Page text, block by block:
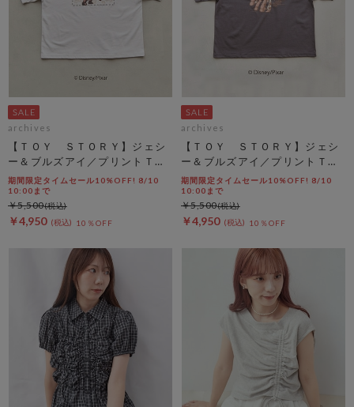
archives
【ＴＯＹ ＳＴＯＲＹ】ジェシ
ー＆ブルズアイ／プリントＴオ
フ
期間限定タイムセール10%OFF! 8/10
10:00まで
￥4,950 10％OFF
￥5,500
archives
【ＴＯＹ ＳＴＯＲＹ】ジェシ
ー＆ブルズアイ／プリントＴチ
ャコール
期間限定タイムセール10%OFF! 8/10
10:00まで
￥4,950 10％OFF
￥5,500